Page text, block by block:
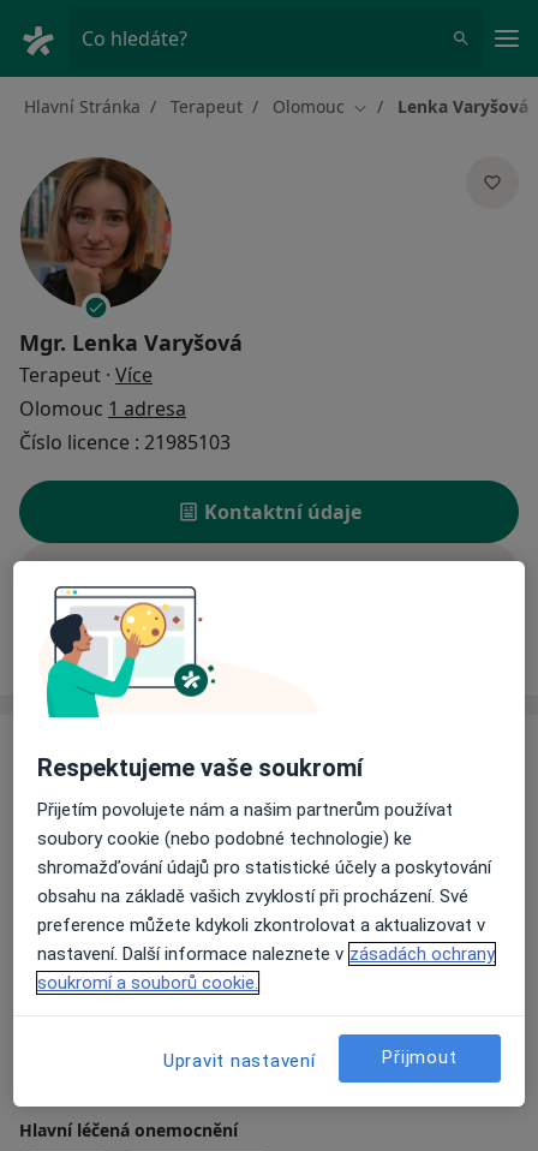
Co hledáte?
Hlavní Stránka Terapeut Olomouc Změna města
Lenka Varyšová
Mgr. Lenka Varyšová
Terapeut · Více
Olomouc 1 adresa
Číslo licence : 21985103
Kontaktní údaje
Zkušenosti Ceník
Jsem terapeutka a adiktoložka specializující se na
psychoanalytickou psychoterapii. Nabízím individuální
terapii pro dospělé a dospívající, kteří se potýkají se
závislostmi, úzkostmi, depresemi, problémy ve
vztazích, nebo se chtějí věnovat osobnímu rozvoji. V
bezpečném a důvěrném prostředí Vám pomohu lépe
porozumět sobě samým a najít nové cesty k řešení
životních výzev. Nabízím online terapii nebo osobní
Hlavní léčená onemocnění
Respektujeme vaše soukromí
Přijetím povolujete nám a našim partnerům používat
soubory cookie (nebo podobné technologie) ke
shromažďování údajů pro statistické účely a poskytování
obsahu na základě vašich zvyklostí při procházení. Své
preference můžete kdykoli zkontrolovat a aktualizovat v
nastavení. Další informace naleznete v zásadách ochrany
soukromí a souborů cookie.
Upravit nastavení Přijmout